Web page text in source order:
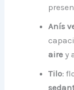
Anís
aire y
Tilo: